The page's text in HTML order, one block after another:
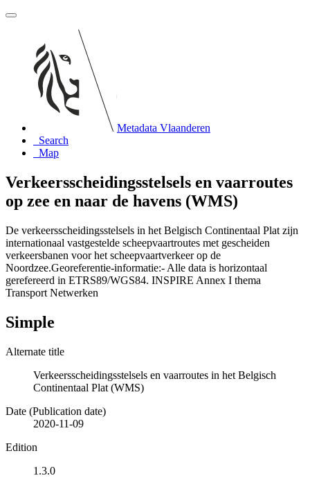
Metadata Vlaanderen
Search
Map
Verkeersscheidingsstelsels en vaarroutes
op zee en naar de havens (WMS)
De verkeersscheidingsstelsels in het Belgisch Continentaal Plat zijn
internationaal vastgestelde scheepvaartroutes met gescheiden
verkeersbanen voor het scheepvaartverkeer op de
Noordzee.Georeferentie-informatie:- Alle data is horizontaal
gerefereerd in ETRS89/WGS84. INSPIRE Annex I thema
Transport Netwerken
Simple
Alternate title
Verkeersscheidingsstelsels en vaarroutes in het Belgisch
Continentaal Plat (WMS)
Date (Publication date)
2020-11-09
Edition
1.3.0